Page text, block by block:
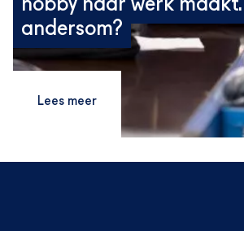
hobby haar werk
andersom?
Lees meer